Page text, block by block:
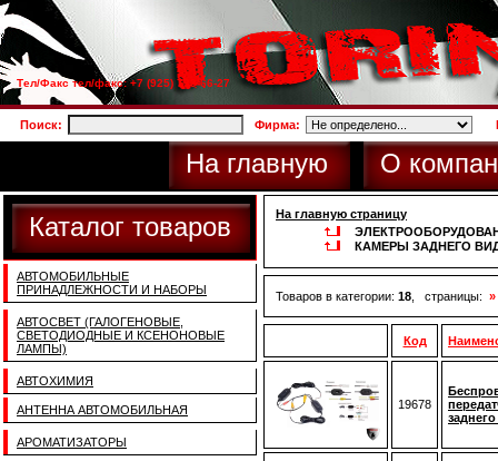
Тел/Факс тел/факс: +7 (925) 733-66-27
Поиск: Фирма:
На главную О
Каталог товаров
АВТОМОБИЛЬНЫЕ
ПРИНАДЛЕЖНОСТИ И НАБОРЫ
АВТОСВЕТ (ГАЛОГЕНОВЫЕ,
СВЕТОДИОДНЫЕ И КСЕНОНОВЫЕ
ЛАМПЫ)
АВТОХИМИЯ
АНТЕННА АВТОМОБИЛЬНАЯ
АРОМАТИЗАТОРЫ
На главную страницу
КАМЕРЫ ЗАДНЕГО
Товаров в категории: 18 , страницы: »
Код
19678